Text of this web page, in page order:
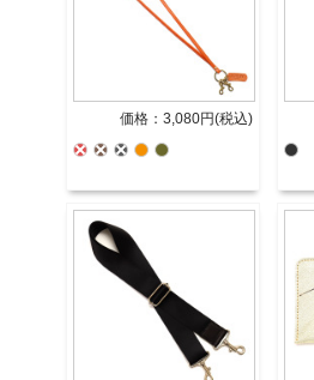
価格：3,080円(税込)